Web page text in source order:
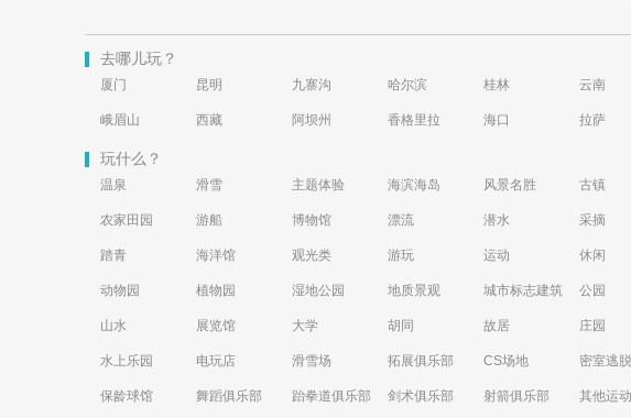
去哪儿玩？
厦门 昆明 九寨沟 哈尔滨 桂林 云南
峨眉山 西藏 阿坝州 香格里拉 海口 拉萨
玩什么？
温泉 滑雪 主题体验 海滨海岛 风景名胜 古镇
农家田园 游船 博物馆 漂流 潜水 采摘
踏青 海洋馆 观光类 游玩 运动 休闲
动物园 植物园 湿地公园 地质景观 城市标志建筑 公园
山水 展览馆 大学 胡同 故居 庄园
水上乐园 电玩店 滑雪场 拓展俱乐部 CS场地 密室逃脱
保龄球馆 舞蹈俱乐部 跆拳道俱乐部 剑术俱乐部 射箭俱乐部 其他运